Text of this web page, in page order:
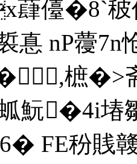
蕼儓�8`秛
惪 nP蘉
,樜�>斋
蛌魭�4i堾
FE秎賎竷